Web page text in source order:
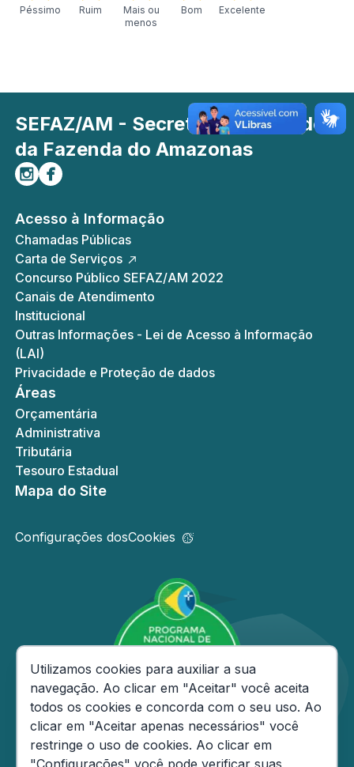
Péssimo Ruim
Mais ou
menos
Bom Excelente
SEFAZ/AM - Secretaria de Estado
da Fazenda do Amazonas
Siga-nos no Instagram
Curta-nos no Facebook
Acesso à Informação
Chamadas Públicas
Carta de Serviços
Concurso Público SEFAZ/AM 2022
Canais de Atendimento
Institucional
Outras Informações - Lei de Acesso à Informação
(LAI)
Privacidade e Proteção de dados
Áreas
Orçamentária
Administrativa
Tributária
Tesouro Estadual
Mapa do Site
Configurações dosCookies
Consentimento de Cookies
Utilizamos cookies para auxiliar a sua
navegação. Ao clicar em "Aceitar" você aceita
todos os cookies e concorda com o seu uso. Ao
clicar em "Aceitar apenas necessários" você
restringe o uso de cookies. Ao clicar em
"Configurações" você pode verificar suas